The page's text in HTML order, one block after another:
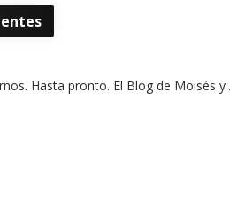
Hasta pronto. El Blog de Moisés